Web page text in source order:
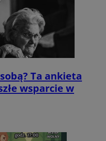
Ta ankieta
wsparcie w